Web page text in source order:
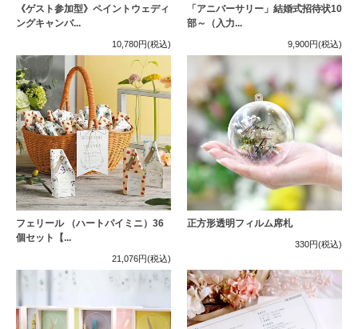
《ゲスト参加型》ペイントウェディ
ングキャンバ...
10,780円(税込)
「アニバーサリー」結婚式招待状10
部～（入力...
9,900円(税込)
フェリール （ハートパイミニ）36
個セット【...
21,076円(税込)
正方形透明フィルム席札
330円(税込)